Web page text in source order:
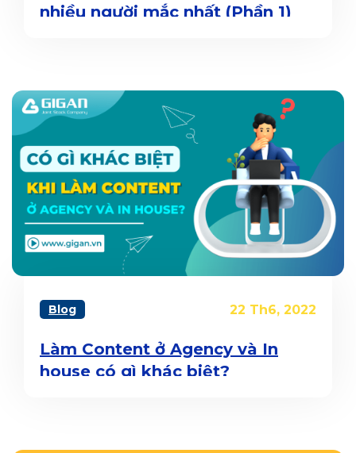
nhiều người mắc nhất (Phần 1)
Blog 22 Th6, 2022
Làm Content ở Agency và In
house có gì khác biệt?